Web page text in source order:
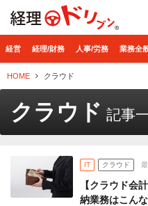
経営 経理/財務 人事/労務 業務全
HOME クラウド
クラウド 記事
IT クラウド
【クラウド会
納業務はこん